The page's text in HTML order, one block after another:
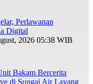
Perlawanan
Digital
2026 05:38 WIB
Bakam Bercerita
di Sungai Air Layang